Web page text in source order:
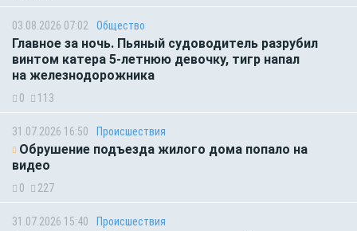
03.08.2026 07:02 Общество
Главное за ночь. Пьяный судоводитель разрубил
винтом катера 5-летнюю девочку, тигр напал
на железнодорожника
0 113
31.07.2026 16:50 Происшествия
Обрушение подъезда жилого дома попало на
видео
0 227
31.07.2026 15:40 Происшествия